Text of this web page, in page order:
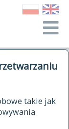
takie jak